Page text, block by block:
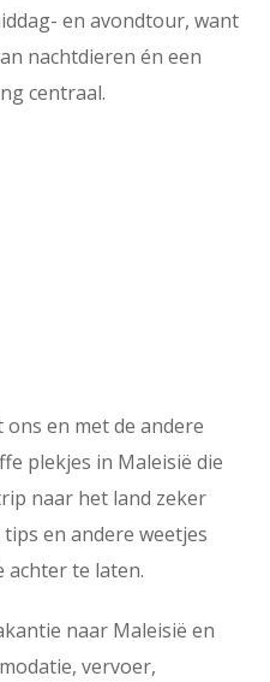
en avondtour, want
nachtdieren én een
centraal.
en met de andere
plekjes in Maleisië die
naar het land zeker
en andere weetjes
achter te laten.
naar Maleisië en
vervoer,